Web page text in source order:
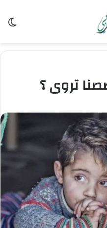
تروى ؟